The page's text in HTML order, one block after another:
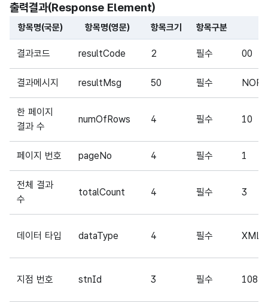
출력결과(Response Element)
해당 오픈API의 출력결과(Response Element) 항목에 대한
항목명(국문) 항목명(영문) 항목크기 항목구분
결과코드 resultCode 2 필수 00
결과메시지 resultMsg 50 필수
한 페이지
결과 수
numOfRows 4 필수 10
페이지 번호 pageNo 4 필수 1
전체 결과
수
totalCount 4 필수 3
데이터 타입 dataType 4 필수 XML
지점 번호 stnId 3 필수 108